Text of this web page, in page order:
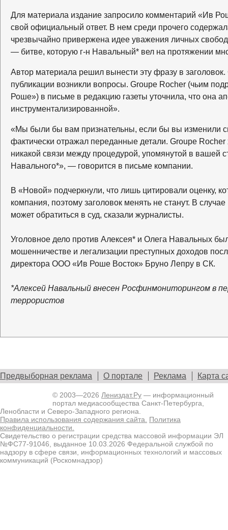
Для материала издание запросило комментарий «Ив
свой официальный ответ. В нем среди прочего
чрезвычайно привержена идее уважения личных
— битве, которую г-н Навальный* вел на протяжении
Автор материала решил вынести эту фразу в
публикации возникли вопросы. Groupe Rocher (чьим
Роше») в письме в редакцию газеты уточнила, что она
инструментализированной».
«Мы были бы вам признательны, если бы вы изменили
фактически отражал переданные детали. Groupe Rocher
никакой связи между процедурой, упомянутой в вашей
Навального*», — говорится в письме компании.
В «Новой» подчеркнули, что лишь цитировали оценку,
компания, поэтому заголовок менять не станут. В
может обратиться в суд, сказали журналисты.
Уголовное дело против Алексея* и Олега Навальных
мошенничестве и легализации преступных доходов
директора ООО «Ив Роше Восток» Бруно Лепру в СК.
*Алексей Навальный внесен Росфинмониторингом в
террористов
Предвыборная реклама О портале Реклама Карта
© 2003—2026 Лениздат.Ру — информационный
портал медиасообщества Санкт-Петербурга,
Ленобласти и Северо-Западного региона.
Правила использования содержания сайта.
Политика
конфиденциальности.
Свидетельство о регистрации средства массовой информации ЭЛ
№ФС77-91046, выданное 10.03.2026 Федеральной службой по
надзору в сфере связи, информационных технологий и массовых
коммуникаций (Роскомнадзор)